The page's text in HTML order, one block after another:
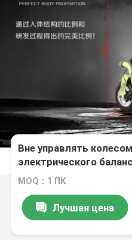
Вне управлять
электрического
способностью 8
MOQ：1 ПК
Лучшая цена